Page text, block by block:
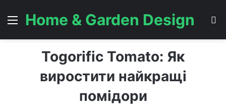
Menu
Home & Garden Design
Togorific Tomato: Як
виростити найкращі
помідори